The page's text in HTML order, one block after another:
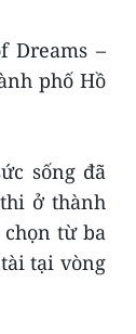
Dreams –
phố Hồ
sống đã
ở thành
từ ba
tại vòng